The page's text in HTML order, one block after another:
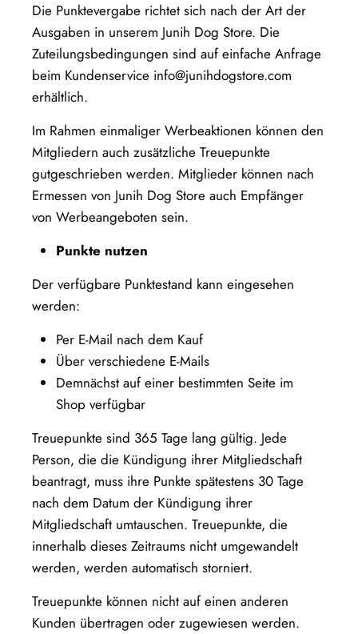
Die Punktevergabe richtet sich nach der Art der
Ausgaben in unserem Junih Dog Store. Die
Zuteilungsbedingungen sind auf einfache Anfrage
beim Kundenservice info@junihdogstore.com
erhältlich.
Im Rahmen einmaliger Werbeaktionen können den
Mitgliedern auch zusätzliche Treuepunkte
gutgeschrieben werden. Mitglieder können nach
Ermessen von Junih Dog Store auch Empfänger
von Werbeangeboten sein.
Punkte nutzen
Der verfügbare Punktestand kann eingesehen
werden:
Per E-Mail nach dem Kauf
Über verschiedene E-Mails
Demnächst auf einer bestimmten Seite im
Shop verfügbar
Treuepunkte sind 365 Tage lang gültig. Jede
Person, die die Kündigung ihrer Mitgliedschaft
beantragt, muss ihre Punkte spätestens 30 Tage
nach dem Datum der Kündigung ihrer
Mitgliedschaft umtauschen. Treuepunkte, die
innerhalb dieses Zeitraums nicht umgewandelt
werden, werden automatisch storniert.
Treuepunkte können nicht auf einen anderen
Kunden übertragen oder zugewiesen werden.